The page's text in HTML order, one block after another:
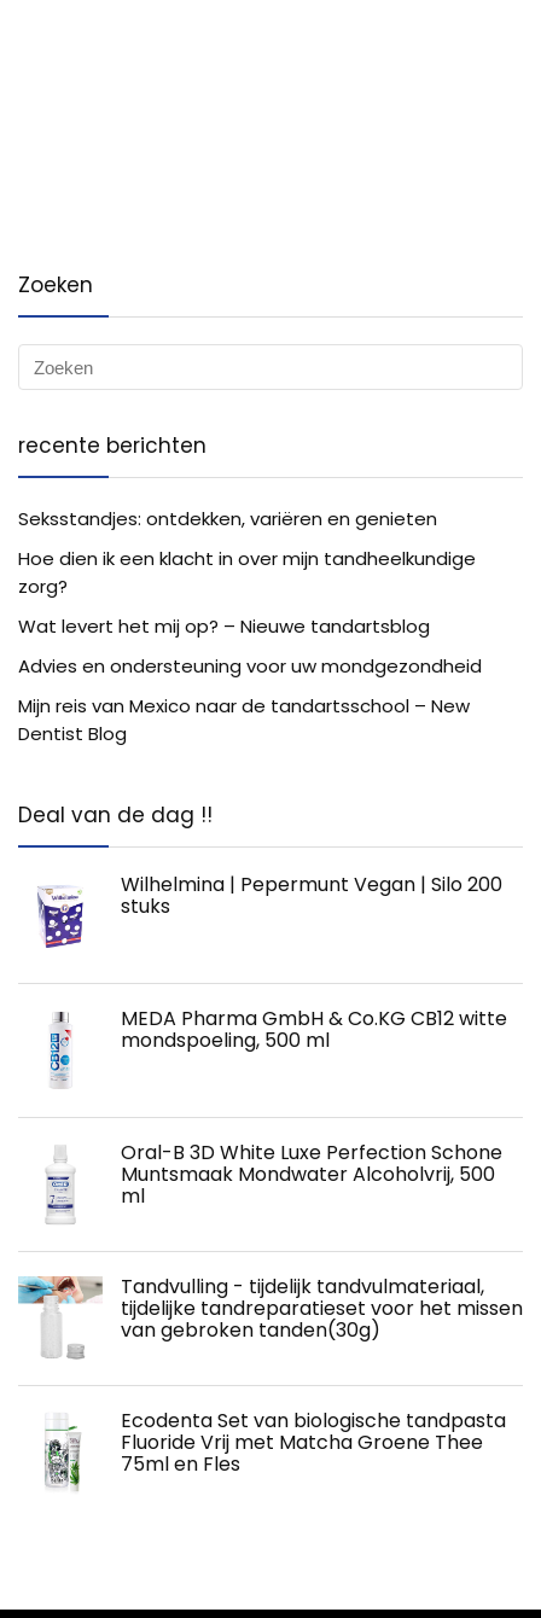
Zoeken
recente berichten
Seksstandjes: ontdekken, variëren en genieten
Hoe dien ik een klacht in over mijn tandheelkundige
zorg?
Wat levert het mij op? – Nieuwe tandartsblog
Advies en ondersteuning voor uw mondgezondheid
Mijn reis van Mexico naar de tandartsschool – New
Dentist Blog
Deal van de dag !!
Wilhelmina | Pepermunt Vegan | Silo 200
stuks
MEDA Pharma GmbH & Co.KG CB12 witte
mondspoeling, 500 ml
Oral-B 3D White Luxe Perfection Schone
Muntsmaak Mondwater Alcoholvrij, 500
ml
Tandvulling - tijdelijk tandvulmateriaal,
tijdelijke tandreparatieset voor het missen
van gebroken tanden(30g)
Ecodenta Set van biologische tandpasta
Fluoride Vrij met Matcha Groene Thee
75ml en Fles